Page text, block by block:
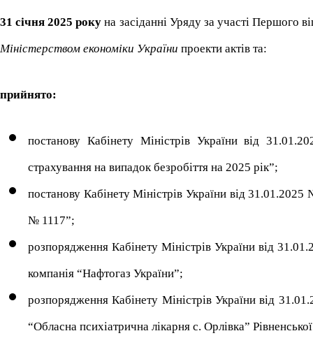
31 січня 2025 року на засіданні Уряду за участі Першого
Міністерством економіки України проекти актів та:
прийнято:
постанову Кабінету Міністрів України від
страхування на випадок безробіття на 2025 рік”;
постанову Кабінету Міністрів України від
№ 1117”;
розпорядження Кабінету Міністрів України від
компанія “Нафтогаз України”;
розпорядження Кабінету Міністрів України від
“Обласна психіатрична лікарня с. Орлівка”